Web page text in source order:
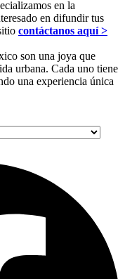
en la
en difundir tus
contáctanos aquí >
son una joya que
urbana. Cada uno tiene
una experiencia única